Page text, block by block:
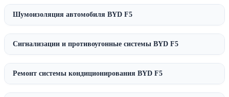
Шумоизоляция автомобиля BYD F5
Сигнализации и противоугонные системы BYD F5
Ремонт системы кондиционирования BYD F5